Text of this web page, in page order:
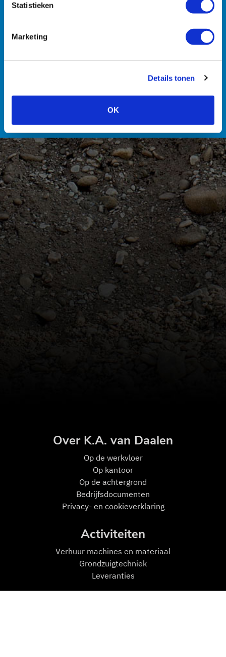
Statistieken
Marketing
Details tonen
OK
Hulpmiddelen
Over K.A. van Daalen
Op de werkvloer
Op kantoor
Op de achtergrond
Bedrijfsdocumenten
Privacy- en cookieverklaring
Activiteiten
Verhuur machines en materiaal
Grondzuigtechniek
Leveranties